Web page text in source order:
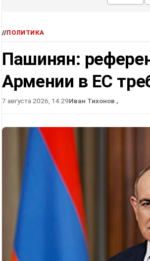
//ПОЛИТИКА
Пашинян:
Армении в ЕС
7 августа 2026, 14:29Иван Тихонов ,